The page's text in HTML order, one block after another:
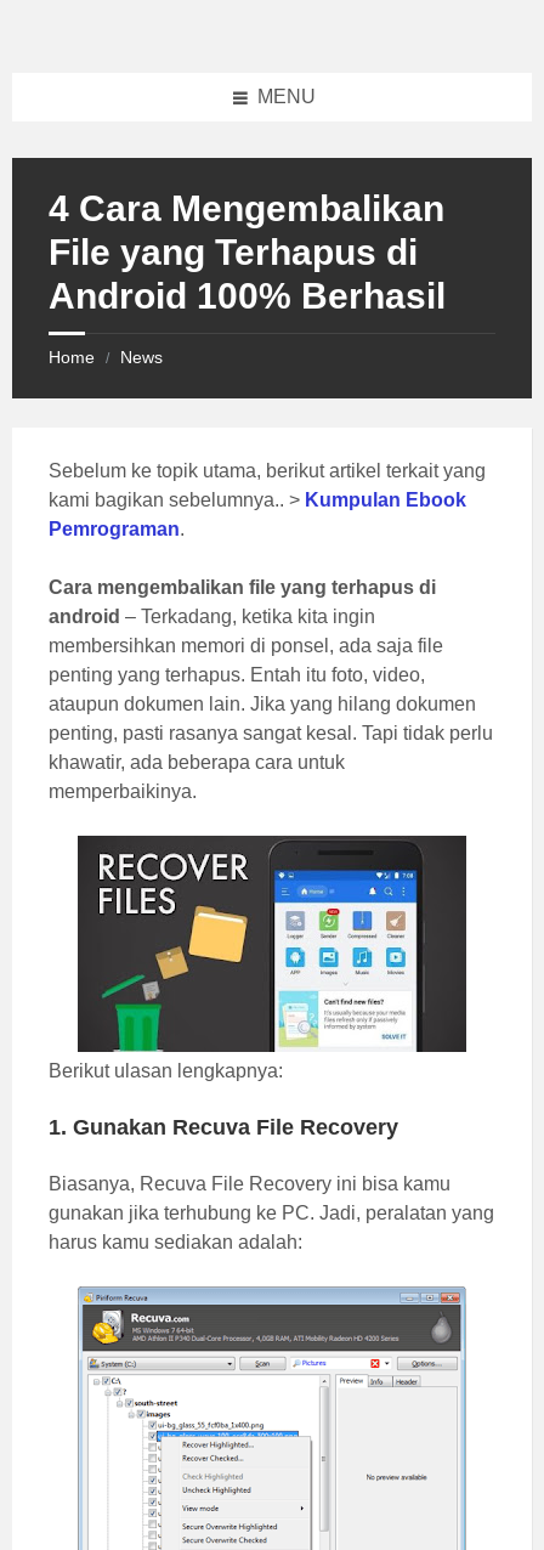
MENU
4 Cara Mengembalikan
File yang Terhapus di
Android 100% Berhasil
Home / News
Sebelum ke topik utama, berikut artikel terkait yang
kami bagikan sebelumnya.. > Kumpulan Ebook
Pemrograman.
Cara mengembalikan file yang terhapus di
android – Terkadang, ketika kita ingin
membersihkan memori di ponsel, ada saja file
penting yang terhapus. Entah itu foto, video,
ataupun dokumen lain. Jika yang hilang dokumen
penting, pasti rasanya sangat kesal. Tapi tidak perlu
khawatir, ada beberapa cara untuk
memperbaikinya.
Berikut ulasan lengkapnya:
1. Gunakan Recuva File Recovery
Biasanya, Recuva File Recovery ini bisa kamu
gunakan jika terhubung ke PC. Jadi, peralatan yang
harus kamu sediakan adalah: